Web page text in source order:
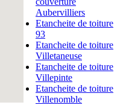
Aubervilliers
Etancheite de toiture
93
Etancheite de toiture
Villetaneuse
Etancheite de toiture
Villepinte
Etancheite de toiture
Villenomble